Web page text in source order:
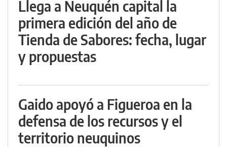
Llega a Neuquén capital la
primera edición del año de
Tienda de Sabores: fecha, lugar
y propuestas
Gaido apoyó a Figueroa en la
defensa de los recursos y el
territorio neuquinos